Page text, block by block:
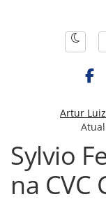
Artur
Sylvio
na CVC